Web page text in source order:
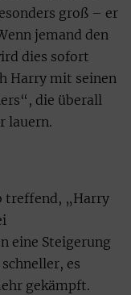
groß – er
jemand den
dies sofort
Harry mit seinen
die überall
lauern.
treffend, „Harry
eine Steigerung
es
gekämpft.